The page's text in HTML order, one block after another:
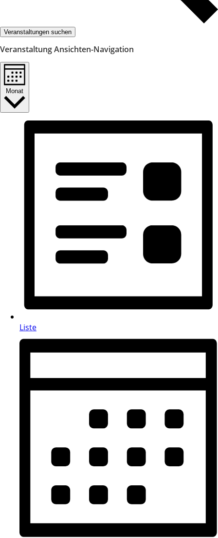
Veranstaltungen suchen
Veranstaltung Ansichten-Navigation
Monat
Liste